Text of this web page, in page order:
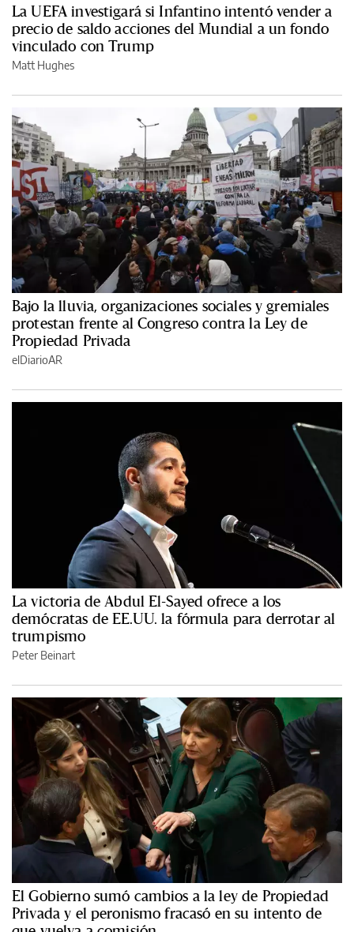
La UEFA investigará si Infantino intentó vender a
precio de saldo acciones del Mundial a un fondo
vinculado con Trump
Matt Hughes
Bajo la lluvia, organizaciones sociales y gremiales
protestan frente al Congreso contra la Ley de
Propiedad Privada
elDiarioAR
La victoria de Abdul El-Sayed ofrece a los
demócratas de EE.UU. la fórmula para derrotar al
trumpismo
Peter Beinart
El Gobierno sumó cambios a la ley de Propiedad
Privada y el peronismo fracasó en su intento de